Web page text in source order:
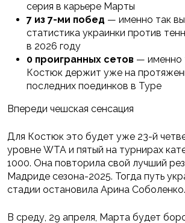
серия в карьере Марты
7 из 7-ми побед — именно так
статистика украинки против
в 2026 году
0 проигранных сетов — именно
Костюк держит уже на
последних поединков в Туре
Впереди чешская сенсация
Для Костюк это будет уже 23-й
уровне WTA и пятый на турнирах
1000. Она повторила свой лучший
Мадриде сезона-2025. Тогда путь
стадии остановила Арина Соболенко.
В среду, 29 апреля, Марта будет